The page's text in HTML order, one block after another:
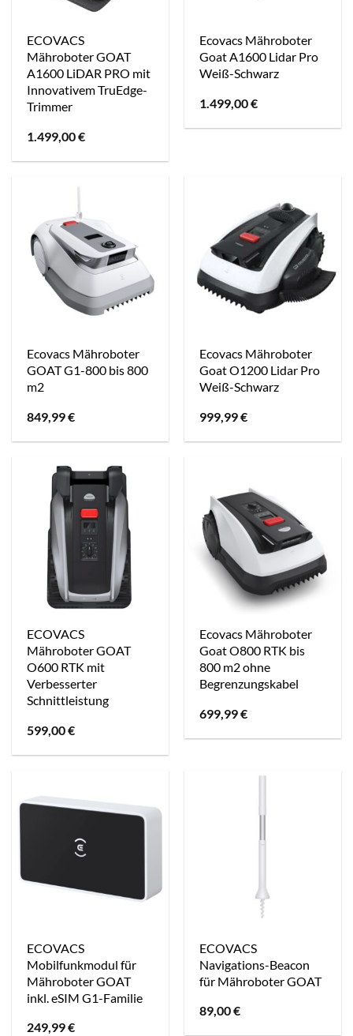
ECOVACS
Mähroboter GOAT
A1600 LiDAR PRO mit
Innovativem TruEdge-
Trimmer
1.499,00€
Ecovacs Mähroboter
Goat A1600 Lidar Pro
Weiß-Schwarz
1.499,00€
Ecovacs Mähroboter
GOAT G1-800 bis 800
m2
849,99€
Ecovacs Mähroboter
Goat O1200 Lidar Pro
Weiß-Schwarz
999,99€
ECOVACS
Mähroboter GOAT
O600 RTK mit
Verbesserter
Schnittleistung
599,00€
Ecovacs Mähroboter
Goat O800 RTK bis
800 m2 ohne
Begrenzungskabel
699,99€
ECOVACS
Mobilfunkmodul für
Mähroboter GOAT
inkl. eSIM G1-Familie
249,99€
ECOVACS
Navigations-Beacon
für Mähroboter GOAT
89,00€